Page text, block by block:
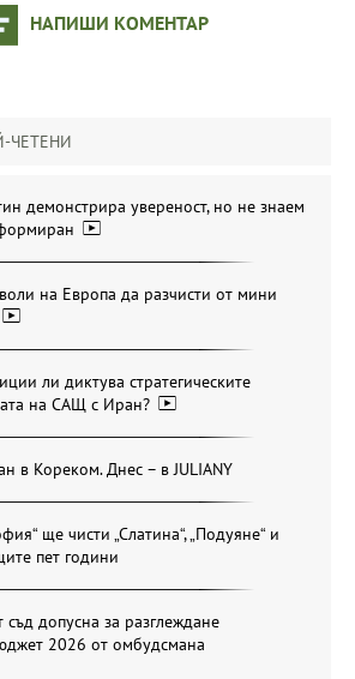
НАПИШИ КОМЕНТАР
ЧЕТЕНИ
демонстрира увереност, но не знаем
на Европа да разчисти от мини
ли диктува стратегическите
на САЩ с Иран?
в Кореком. Днес – в JULIANY
ще чисти „Слатина“, „Подуяне“ и
пет години
допусна за разглеждане
2026 от омбудсмана